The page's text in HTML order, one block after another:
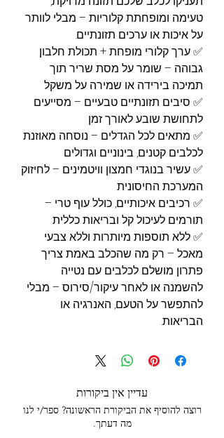
טעימה ומופחתת קלוריות – מבלי לוותר
על איכות או ערכים תזונתיים.
✅ ערך קלורי מופחת + תכולת חלבון
גבוהה – שומר על מסת שריר תוך
תמיכה בירידה או שמירה על משקל
✅ סיבים תזונתיים טבעיים – מסייעים
לתחושת שובע לאורך זמן
✅ מתאים לכל הגדלים – נוסחה מאוזנת
לכלבים קטנים, בינוניים וגדולים
✅ עשיר בנוגדי חמצון וויטמינים – לחיזוק
המערכת החיסונית
✅ רכיבים איכותיים, כולל עוף טרי –
תורמים לעיכול קל ובריאות כללית
✅ ללא תוספות מיותרות וללא צבעי
מאכל – רק מה שהכלב באמת צריך
פתרון מושלם לכלבים עם נטייה
להשמנה או לאחר עיקור/סירוס – מבלי
להתפשר על הטעם, האנרגיה או
הבריאות.
עדיין אין ביקורות
רוצה להוסיף את הביקורת הראשונה? ספר/י לנו
מה דעתך.